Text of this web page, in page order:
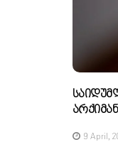
9 April,